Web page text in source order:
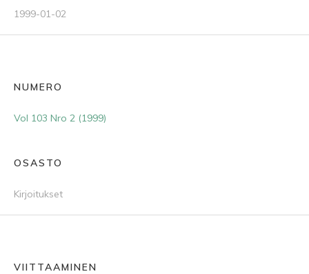
1999-01-02
NUMERO
Vol 103 Nro 2 (1999)
OSASTO
Kirjoitukset
VIITTAAMINEN